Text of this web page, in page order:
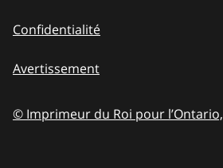
Confidentialité
Avertissement
© Imprimeur du Roi pour l’Ontario,